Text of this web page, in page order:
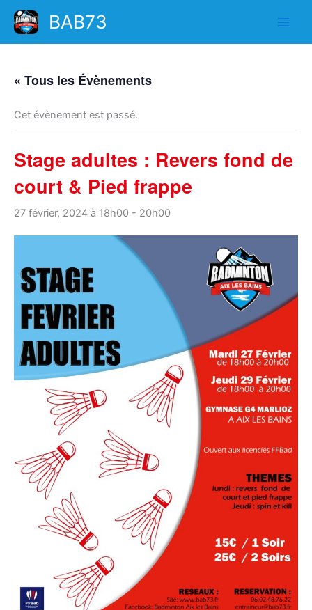
Aller
contenu
BAB73
« Tous les Évènements
Cet évènement est passé.
Stage adultes : Revers fond de
court & Pied frappe
27 février, 2024 à 18h00 - 20h00